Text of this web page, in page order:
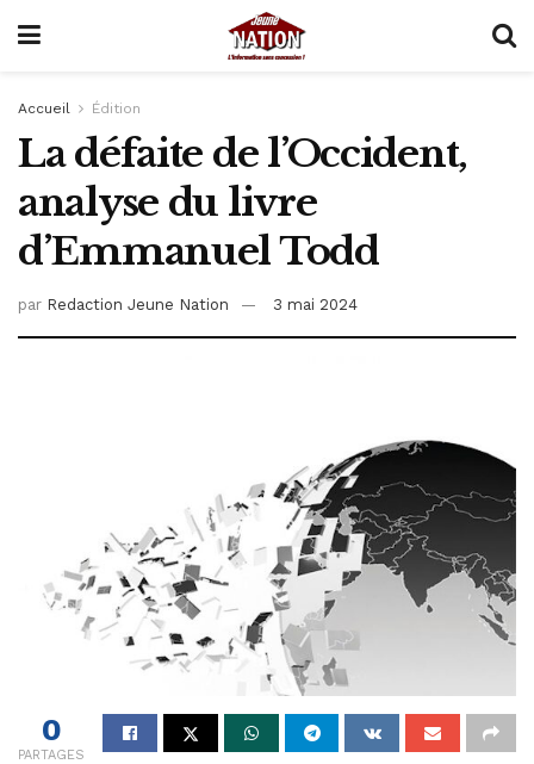
Accueil Édition
La défaite de l’Occident,
analyse du livre
d’Emmanuel Todd
par Redaction Jeune Nation 3 mai 2024
0
PARTAGES